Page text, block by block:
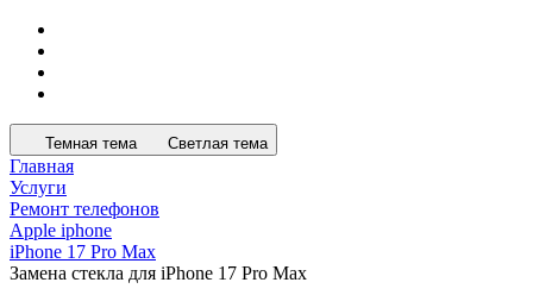
Темная тема Светлая тема
Главная
Услуги
Ремонт телефонов
Apple iphone
iPhone 17 Pro Max
Замена стекла для iPhone 17 Pro Max